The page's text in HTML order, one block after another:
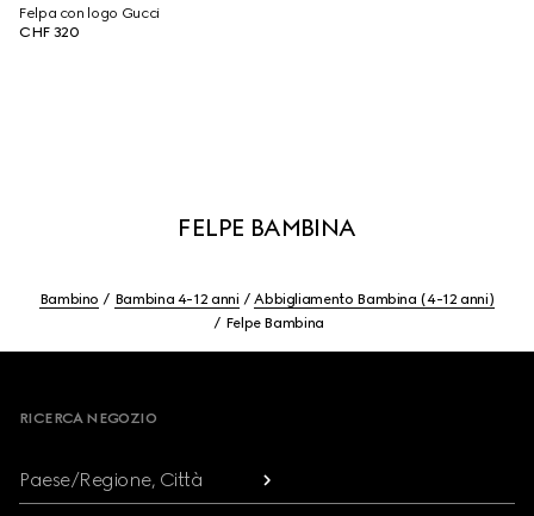
Felpa con logo Gucci
CHF 320
FELPE BAMBINA
Bambino Bambina 4-12 anni
Abbigliamento Bambina (4-12 anni)
Felpe Bambina
RICERCA NEGOZIO
Paese/Regione, Città